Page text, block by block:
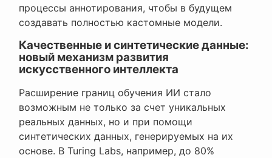
процессы аннотирования, чтобы в будущем
создавать полностью кастомные модели.
Качественные и синтетические данные:
новый механизм развития
искусственного интеллекта
Расширение границ обучения ИИ стало
возможным не только за счет уникальных
реальных данных, но и при помощи
синтетических данных, генерируемых на их
основе. В Turing Labs, например, до 80%